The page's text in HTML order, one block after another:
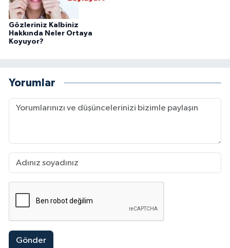
Gözleriniz Kalbiniz
Hakkında Neler Ortaya
Koyuyor?
Yorumlar
Gönder